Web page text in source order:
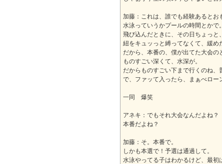
加藤：これは、誰でも経験あるとお
水泳っていうかプールの時間とかで。
飛び込んだときに、その日ちょっと
紐をキュッっと縛ってなくて、緩め
だから、本番の、僕が出てた大会の
ものすごい深くて、水深が。
だからものすごい下まで行くのね、
で、ファッて入ったら、まぁべロー
一同 爆笑
アネキ：でもそれ大会なんだよね？
本番だよね？
加藤：そ。本番で。
しかも本選で！予選は通過して。
水泳やってる子はわかるけど、最初